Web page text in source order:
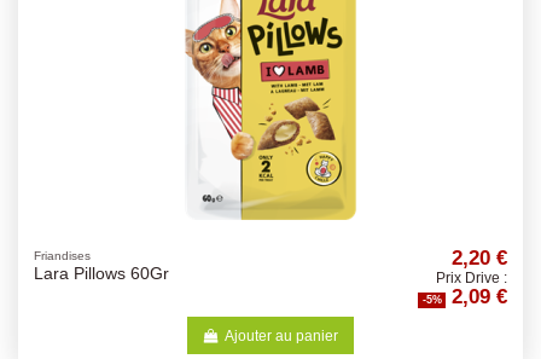
Friandises
Lara Pillows 60Gr
2,20 €
Prix Drive :
-5% 2,09 €
Ajouter au panier